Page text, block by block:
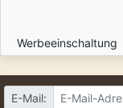
Werbeeinschaltung
E-Mail: